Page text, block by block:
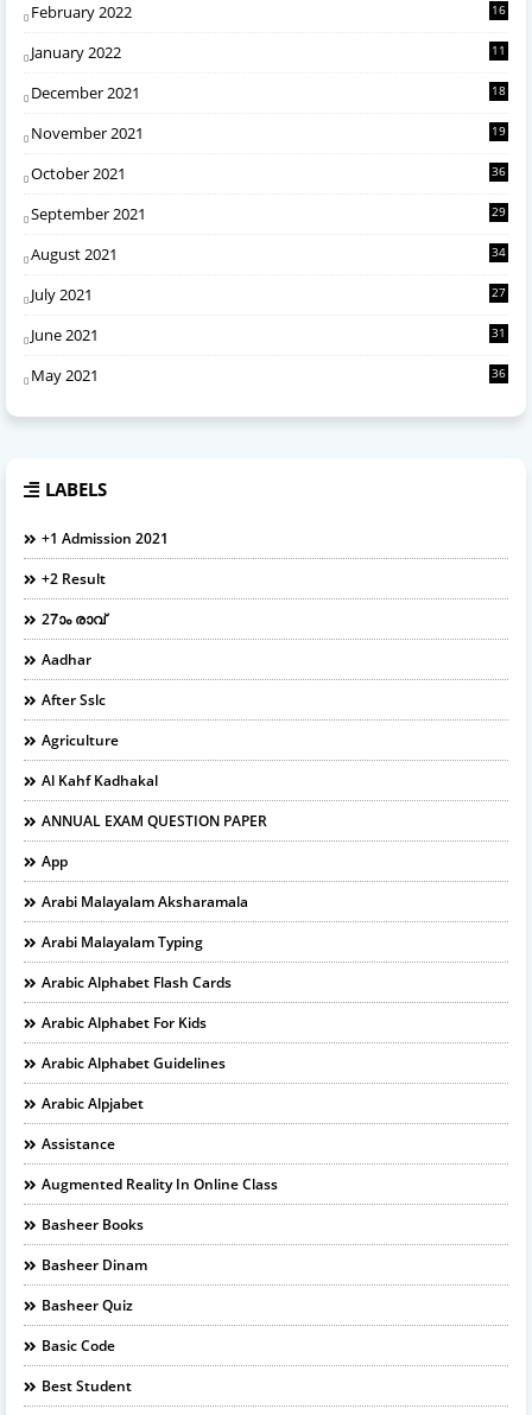
February 2022 16
January 2022 11
December 2021 18
November 2021 19
October 2021 36
September 2021 29
August 2021 34
July 2021 27
June 2021 31
May 2021 36
LABELS
+1 Admission 2021
+2 Result
27ാം രാവ്
Aadhar
After Sslc
Agriculture
Al Kahf Kadhakal
ANNUAL EXAM QUESTION PAPER
App
Arabi Malayalam Aksharamala
Arabi Malayalam Typing
Arabic Alphabet Flash Cards
Arabic Alphabet For Kids
Arabic Alphabet Guidelines
Arabic Alpjabet
Assistance
Augmented Reality In Online Class
Basheer Books
Basheer Dinam
Basheer Quiz
Basic Code
Best Student